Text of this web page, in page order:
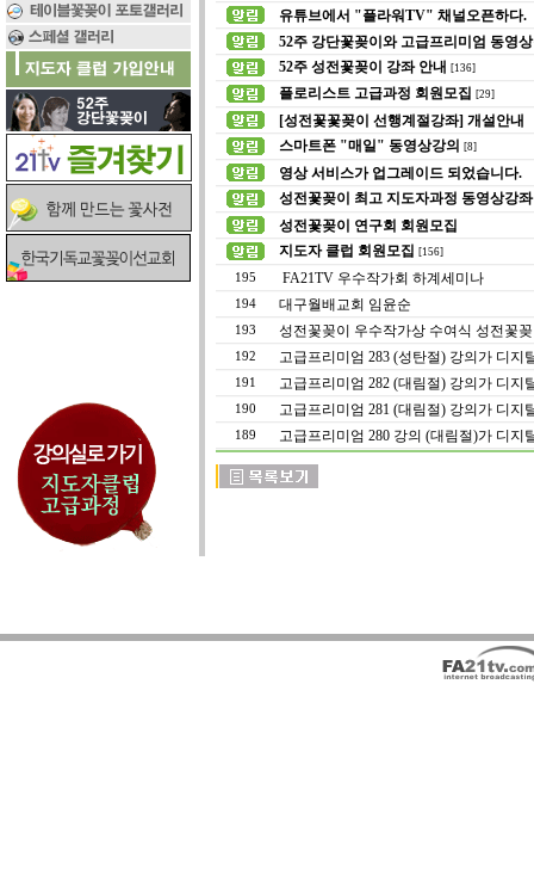
유튜브에서 "플라워TV" 채널오픈하다.
52주 강단꽃꽂이와 고급프리미엄 동영
52주 성전꽃꽂이 강좌 안내 [136]
플로리스트 고급과정 회원모집 [29]
[성전꽃꽃꽂이 선행계절강좌] 개설안내
스마트폰 "매일" 동영상강의
[8]
영상 서비스가 업그레이드 되었습니다.
성전꽃꽂이 최고 지도자과정 동영상강
성전꽃꽂이 연구회 회원모집
지도자 클럽 회원모집 [156]
195 FA21TV 우수작가회 하계세미나
194 대구월배교회 임윤순
193 성전꽃꽂이 우수작가상 수여식 성전꽃
192 고급프리미엄 283 (성탄절) 강의가 디지
191 고급프리미엄 282 (대림절) 강의가 디지
190 고급프리미엄 281 (대림절) 강의가 디지
189 고급프리미엄 280 강의 (대림절)가 디지